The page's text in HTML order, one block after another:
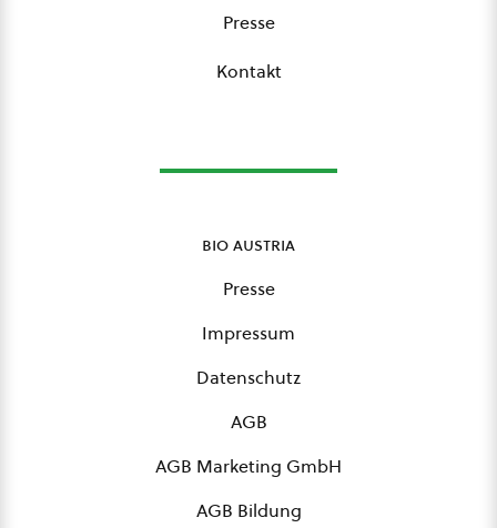
Presse
Kontakt
bio austria
Presse
Impressum
Datenschutz
AGB
AGB Marketing GmbH
AGB Bildung